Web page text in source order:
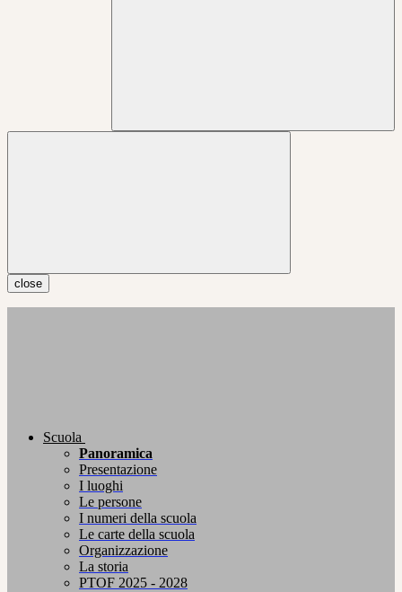
close
Scuola
Panoramica
Presentazione
I luoghi
Le persone
I numeri della scuola
Le carte della scuola
Organizzazione
La storia
PTOF 2025 - 2028